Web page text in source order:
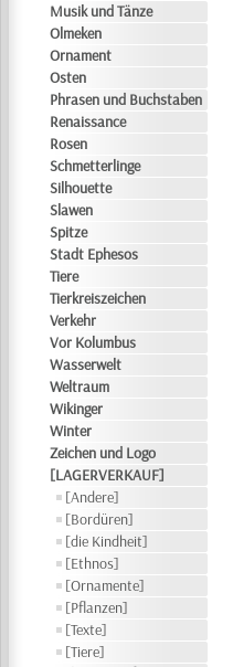
Musik und Tänze
Olmeken
Ornament
Osten
Phrasen und Buchstaben
Renaissance
Rosen
Schmetterlinge
Silhouette
Slawen
Spitze
Stadt Ephesos
Tiere
Tierkreiszeichen
Verkehr
Vor Kolumbus
Wasserwelt
Weltraum
Wikinger
Winter
Zeichen und Logo
[LAGERVERKAUF]
[Andere]
[Bordüren]
[die Kindheit]
[Ethnos]
[Ornamente]
[Pflanzen]
[Texte]
[Tiere]